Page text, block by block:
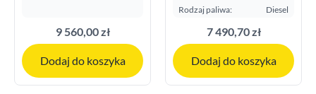
9 560,00 zł
Dodaj do koszyka
Rodzaj paliwa:
Diesel
7 490,70 zł
Dodaj do koszyka